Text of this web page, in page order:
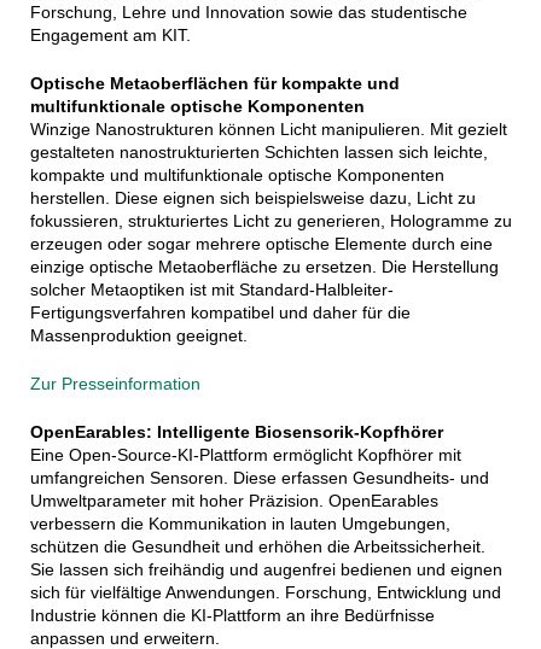
Forschung, Lehre und Innovation sowie das studentische
Engagement am KIT.
Optische Metaoberflächen für kompakte und
multifunktionale optische Komponenten
Winzige Nanostrukturen können Licht manipulieren. Mit gezielt
gestalteten nanostrukturierten Schichten lassen sich leichte,
kompakte und multifunktionale optische Komponenten
herstellen. Diese eignen sich beispielsweise dazu, Licht zu
fokussieren, strukturiertes Licht zu generieren, Hologramme zu
erzeugen oder sogar mehrere optische Elemente durch eine
einzige optische Metaoberfläche zu ersetzen. Die Herstellung
solcher Metaoptiken ist mit Standard-Halbleiter-
Fertigungsverfahren kompatibel und daher für die
Massenproduktion geeignet.
Zur Presseinformation
OpenEarables: Intelligente Biosensorik-Kopfhörer
Eine Open-Source-KI-Plattform ermöglicht Kopfhörer mit
umfangreichen Sensoren. Diese erfassen Gesundheits- und
Umweltparameter mit hoher Präzision. OpenEarables
verbessern die Kommunikation in lauten Umgebungen,
schützen die Gesundheit und erhöhen die Arbeitssicherheit.
Sie lassen sich freihändig und augenfrei bedienen und eignen
sich für vielfältige Anwendungen. Forschung, Entwicklung und
Industrie können die KI-Plattform an ihre Bedürfnisse
anpassen und erweitern.